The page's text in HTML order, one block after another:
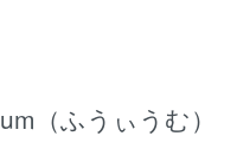
（ふうぃうむ）